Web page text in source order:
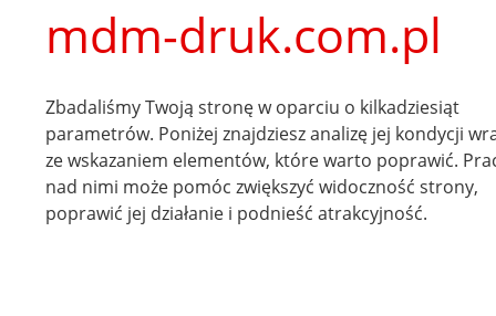
mdm-druk.com.pl
Zbadaliśmy Twoją stronę w oparciu o kilkadziesiąt
parametrów. Poniżej znajdziesz analizę jej kondycji
ze wskazaniem elementów, które warto poprawić.
nad nimi może pomóc zwiększyć widoczność strony,
poprawić jej działanie i podnieść atrakcyjność.